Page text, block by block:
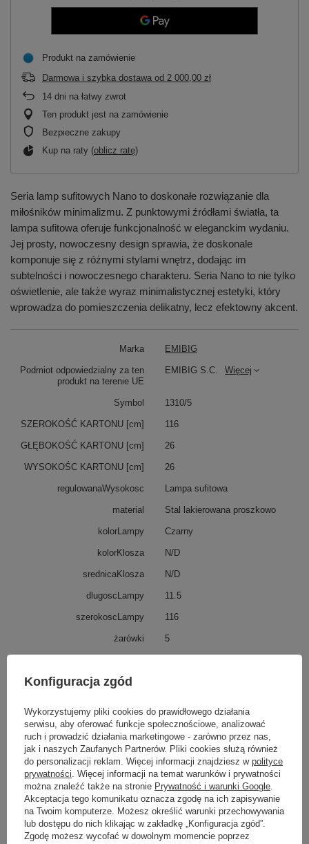
Produkt na zamówienie
Darmowa i szybka dostawa od 2 000,00 zł
14 dni na łatwy zwrot
Ten produkt jest na zamówienie
Bezpieczne zakupy
Kup na raty (oblicz ratę)
Seria lamp sufitowych Nano to doskonałe rozwiązanie dla
miłośników minimalizmu. Z punktowymi źródłami światła, ta
lampa sufitowa oferuje funkcjonalność w eleganckim wydaniu.
Jej prosty, nowoczesny design sprawia, że doskonale
komponuje się z różnymi stylami wnętrz, dodając im
subtelności i nowoczesnego charakteru. Seria Nano to nie tylko
oświetlenie, ale także wyraz minimalistycznej estetyki, który
wprowadza do pomieszczenia delikatny, lecz efektowny akcent.
Marka EMIBIG
Podmiot odpowiedzialny za ten
produkt na terenie UE
EMIBIG S.C. Więcej
Symbol 1310/5
SZEROKOŚĆ KARTONU [cm] 116
GŁĘBOKOŚĆ KARTONU [cm] 26
WYSOKOŚC KARTONU [cm] 26
regulowanaWysokosc Lampa sufitowa
material Stal lakierowana proszkowo
kolorLampy Czarny
kolorKlosza N/D
srednicaKlosza N/D
dlugoscLampy 11.5
szerokoscLampy 116
żarówki 5
watt
WYSOKOŚC KARTONU [cm]
GŁĘBOKOŚĆ KARTONU [cm]
SZEROKOŚĆ KARTONU [cm]
label
GU10 AR 111
26
116
waga 2,8
Konfiguracja zgód
Wykorzystujemy pliki cookies do prawidłowego działania
serwisu, aby oferować funkcje społecznościowe, analizować
ruch i prowadzić działania marketingowe - zarówno przez nas,
jak i naszych Zaufanych Partnerów. Pliki cookies służą również
do personalizacji reklam. Więcej informacji znajdziesz w polityce
prywatności . Więcej informacji na temat warunków i prywatności
można znaleźć także na stronie Prywatność i warunki Google
Akceptacja tego komunikatu oznacza zgodę na ich zapisywanie
na Twoim komputerze. Możesz określić warunki przechowywania
lub dostępu do nich klikając w zakładkę „Konfiguracja zgód”.
Zgodę możesz wycofać w dowolnym momencie poprzez